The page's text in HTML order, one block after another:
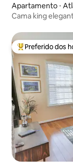
Apartamento ⋅
Cama king
Entre os
Preferido dos